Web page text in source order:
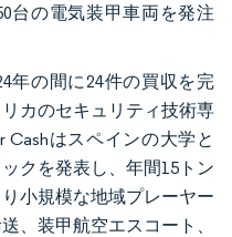
台の電気装甲車両を発注
年の間に24件の買収を完
カのセキュリティ技術専
Cashはスペインの大学と
クを発表し、年間15トン
小規模な地域プレーヤー
、装甲航空エスコート、